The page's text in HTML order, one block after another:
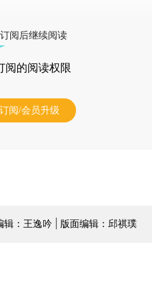
阅后继续阅读
阅的阅读权限
订阅/会员升级
辑：王逸吟 | 版面编辑：邱祺璞